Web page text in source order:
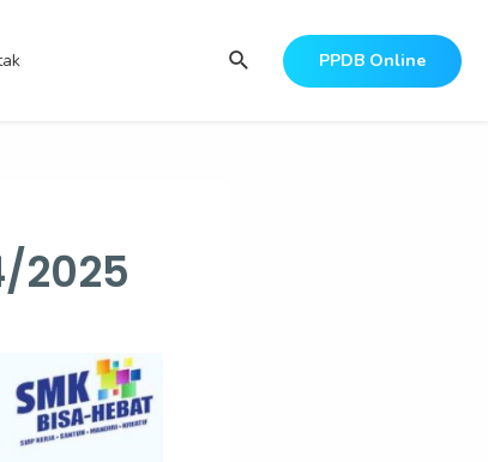
Search PPDB Online
2025